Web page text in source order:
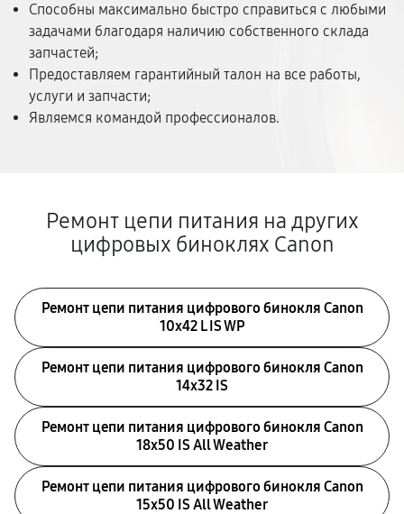
Способны максимально быстро справиться с любыми
задачами благодаря наличию собственного склада
запчастей;
Предоставляем гарантийный талон на все работы,
услуги и запчасти;
Являемся командой профессионалов.
Ремонт цепи питания на других
цифровых биноклях Canon
Ремонт цепи питания цифрового бинокля Canon
10x42 L IS WP
Ремонт цепи питания цифрового бинокля Canon
14x32 IS
Ремонт цепи питания цифрового бинокля Canon
18x50 IS All Weather
Ремонт цепи питания цифрового бинокля Canon
15x50 IS All Weather